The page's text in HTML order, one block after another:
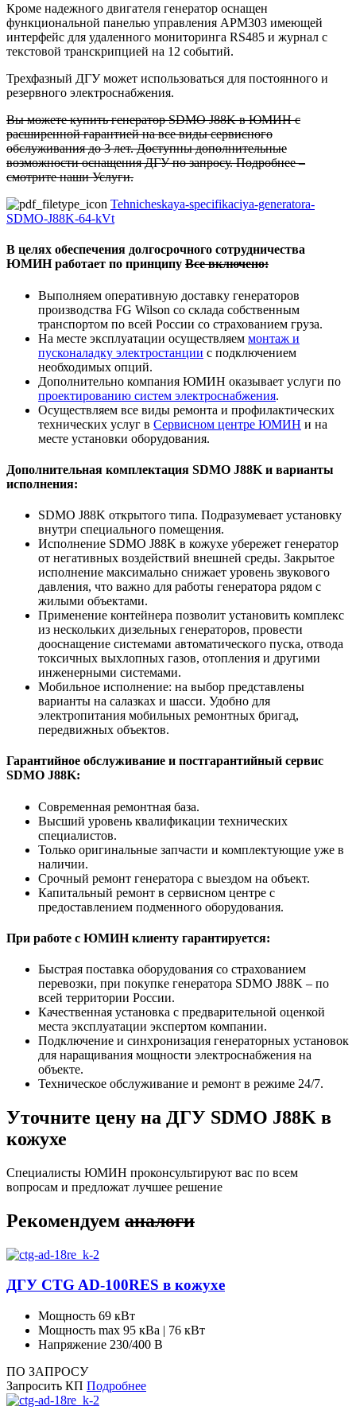
Кроме надежного двигателя генератор оснащен
функциональной панелью управления APM303 имеющей
интерфейс для удаленного мониторинга RS485 и журнал с
текстовой транскрипцией на 12 событий.
Трехфазный ДГУ может использоваться для постоянного и
резервного электроснабжения.
Вы можете купить генераторSDMO J88Kв ЮМИН с
расширенной гарантией на все виды сервисного
обслуживания до 3 лет. Доступны дополнительные
возможности оснащения ДГУ по запросу. Подробнее –
смотрите наши Услуги.
Tehnicheskaya-specifikaciya-generatora-
SDMO-J88K-64-kVt
В целях обеспечения долгосрочного сотрудничества
ЮМИН работает по принципу Все включено:
Выполняем оперативную доставку генераторов
производства FG Wilson со склада собственным
транспортом по всей России со страхованием груза.
На месте эксплуатации осуществляем монтаж и
пусконаладку электростанции с подключением
необходимых опций.
Дополнительно компания ЮМИН оказывает услуги по
проектированию систем электроснабжения.
Осуществляем все виды ремонта и профилактических
технических услуг в Сервисном центре ЮМИН и на
месте установки оборудования.
Дополнительная комплектация SDMO J88K и варианты
исполнения:
SDMO J88K открытого типа. Подразумевает установку
внутри специального помещения.
Исполнение SDMO J88K в кожухе убережет генератор
от негативных воздействий внешней среды. Закрытое
исполнение максимально снижает уровень звукового
давления, что важно для работы генератора рядом с
жилыми объектами.
Применение контейнера позволит установить комплекс
из нескольких дизельных генераторов, провести
дооснащение системами автоматического пуска, отвода
токсичных выхлопных газов, отопления и другими
инженерными системами.
Мобильное исполнение: на выбор представлены
варианты на салазках и шасси. Удобно для
электропитания мобильных ремонтных бригад,
передвижных объектов.
Гарантийное обслуживание и постгарантийный сервис
SDMO J88K:
Современная ремонтная база.
Высший уровень квалификации технических
специалистов.
Только оригинальные запчасти и комплектующие уже в
наличии.
Срочный ремонт генератора с выездом на объект.
Капитальный ремонт в сервисном центре с
предоставлением подменного оборудования.
При работе с ЮМИН клиенту гарантируется:
Быстрая поставка оборудования со страхованием
перевозки, при покупке генератора SDMO J88K – по
всей территории России.
Качественная установка с предварительной оценкой
места эксплуатации экспертом компании.
Подключение и синхронизация генераторных установок
для наращивания мощности электроснабжения на
объекте.
Техническое обслуживание и ремонт в режиме 24/7.
Уточните цену на ДГУ SDMO J88K в
кожухе
Специалисты ЮМИН проконсультируют вас по всем
вопросам и предложат лучшее решение
Рекомендуем аналоги
ДГУ CTG AD-100RES в кожухе
Мощность 69 кВт
Мощность max 95 кВа | 76 кВт
Напряжение 230/400 В
ПО ЗАПРОСУ
Запросить КП Подробнее